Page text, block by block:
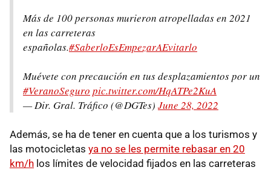
Más de 100 personas murieron atropelladas en 2021
en las carreteras
españolas.#SaberloEsEmpezarAEvitarlo
Muévete con precaución en tus desplazamientos por un
#VeranoSeguro pic.twitter.com/HqATPe2KuA
— Dir. Gral. Tráfico (@DGTes) June 28, 2022
Además, se ha de tener en cuenta que a los turismos y
las motocicletas ya no se les permite rebasar en 20
km/h los límites de velocidad fijados en las carreteras